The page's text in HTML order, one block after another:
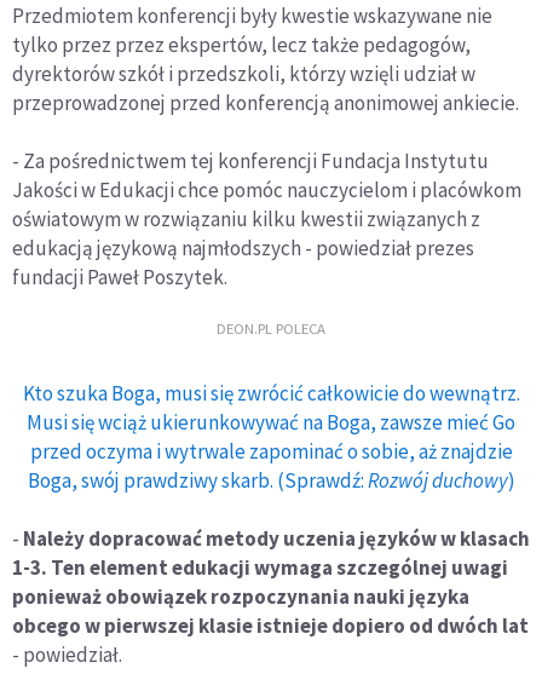
Przedmiotem konferencji były kwestie wskazywane nie
tylko przez przez ekspertów, lecz także pedagogów,
dyrektorów szkół i przedszkoli, którzy wzięli udział w
przeprowadzonej przed konferencją anonimowej ankiecie.
- Za pośrednictwem tej konferencji Fundacja Instytutu
Jakości w Edukacji chce pomóc nauczycielom i placówkom
oświatowym w rozwiązaniu kilku kwestii związanych z
edukacją językową najmłodszych - powiedział prezes
fundacji Paweł Poszytek.
DEON.PL POLECA
Kto szuka Boga, musi się zwrócić całkowicie do wewnątrz.
Musi się wciąż ukierunkowywać na Boga, zawsze mieć Go
przed oczyma i wytrwale zapominać o sobie, aż znajdzie
Boga, swój prawdziwy skarb. (Sprawdź:Rozwój duchowy)
- Należy dopracować metody uczenia języków w klasach
1-3. Ten element edukacji wymaga szczególnej uwagi
ponieważ obowiązek rozpoczynania nauki języka
obcego w pierwszej klasie istnieje dopiero od dwóch lat
- powiedział.